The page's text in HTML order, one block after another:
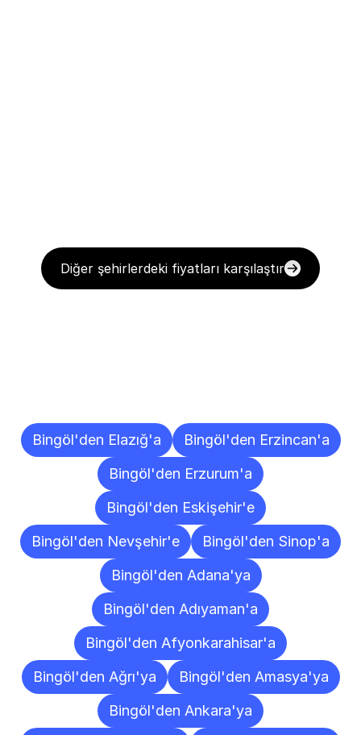
Diğer şehirlerdeki fiyatları karşılaştır
Bingöl'den Elazığ'a
Bingöl'den Erzincan'a
Bingöl'den Erzurum'a
Bingöl'den Eskişehir'e
Bingöl'den Nevşehir'e
Bingöl'den Sinop'a
Bingöl'den Adana'ya
Bingöl'den Adıyaman'a
Bingöl'den Afyonkarahisar'a
Bingöl'den Ağrı'ya
Bingöl'den Amasya'ya
Bingöl'den Ankara'ya